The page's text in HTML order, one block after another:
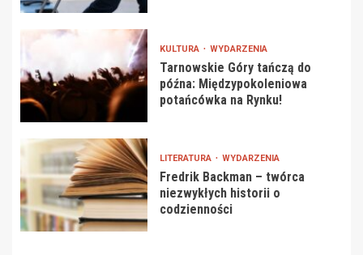
KULTURA WYDARZENIA
Tarnowskie Góry tańczą do
późna: Międzypokoleniowa
potańcówka na Rynku!
LITERATURA WYDARZENIA
Fredrik Backman – twórca
niezwykłych historii o
codzienności